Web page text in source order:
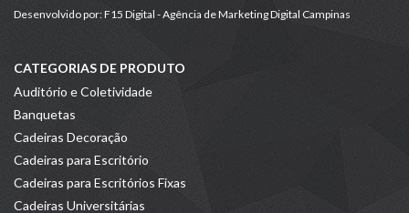
Desenvolvido por:F15 Digital - Agência de Marketing Digital Campinas
CATEGORIAS DE PRODUTO
Auditório e Coletividade
Banquetas
Cadeiras Decoração
Cadeiras para Escritório
Cadeiras para Escritórios Fixas
Cadeiras Universitárias